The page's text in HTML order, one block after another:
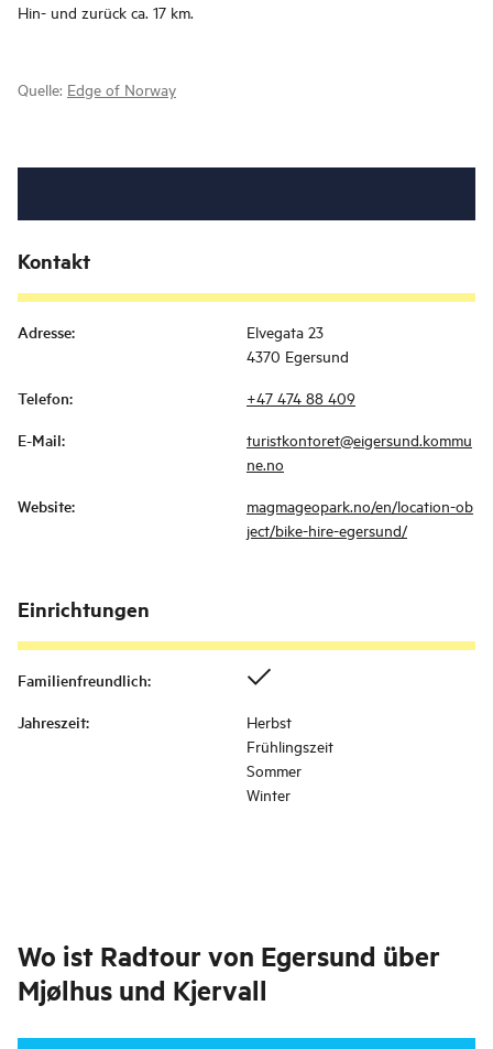
Hin- und zurück ca. 17 km.
Quelle: Edge of Norway
Kontakt
Adresse:
Elvegata 23
4370 Egersund
Telefon: +47 474 88 409
E-Mail:
turistkontoret@eigersund.kommu
ne.no
Website:
magmageopark.no/en/location-ob
ject/bike-hire-egersund/
Einrichtungen
Familienfreundlich:
Jahreszeit:
Herbst
Frühlingszeit
Sommer
Winter
Wo ist Radtour von Egersund über
Mjølhus und Kjervall